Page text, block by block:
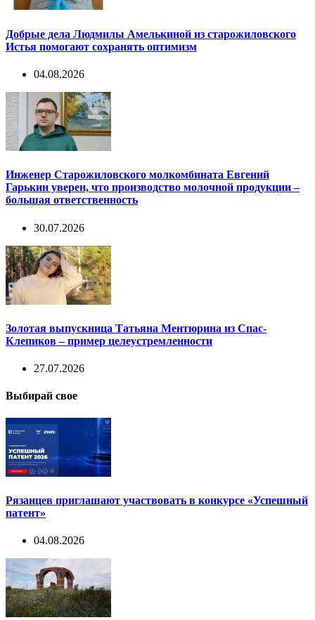
Добрые дела Людмилы Амелькиной из старожиловского
Истья помогают сохранять оптимизм
04.08.2026
Инженер Старожиловского молкомбината Евгений
Гарькин уверен, что производство молочной продукции –
большая ответственность
30.07.2026
Золотая выпускница Татьяна Ментюрина из Спас-
Клепиков – пример целеустремленности
27.07.2026
Выбирай свое
Рязанцев приглашают участвовать в конкурсе «Успешный
патент»
04.08.2026